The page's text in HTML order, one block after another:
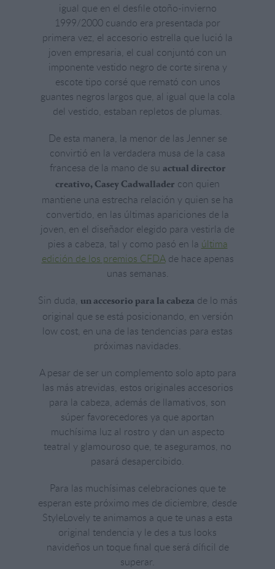
igual que en el desfile otoño-invierno
1999/2000 cuando era presentada por
primera vez, el accesorio estrella que lució la
joven empresaria, el cual conjuntó con un
imponente vestido negro de corte sirena y
escote tipo corsé que remató con unos
guantes negros largos que, al igual que la cola
del vestido, estaban repletos de plumas.
De esta manera, la menor de las Jenner se
convirtió en la verdadera musa de la casa
francesa de la mano de su actual director
creativo, Casey Cadwallader con quien
mantiene una estrecha relación y quien se ha
convertido, en las últimas apariciones de la
joven, en el diseñador elegido para vestirla de
pies a cabeza, tal y como pasó en la última
edición de los premios CFDAde hace apenas
unas semanas.
Sin duda, un accesorio para la cabeza de lo más
original que se está posicionando, en versión
low cost, en una de las tendencias para estas
próximas navidades.
A pesar de ser un complemento solo apto para
las más atrevidas, estos originales accesorios
para la cabeza, además de llamativos, son
súper favorecedores ya que aportan
muchísima luz al rostro y dan un aspecto
teatral y glamouroso que, te aseguramos, no
pasará desapercibido.
Para las muchísimas celebraciones que te
esperan este próximo mes de diciembre, desde
StyleLovely te animamos a que te unas a esta
original tendencia y le des a tus looks
navideños un toque final que será díficil de
superar.